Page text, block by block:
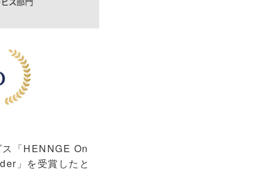
「HENNGE On
」を受賞したと